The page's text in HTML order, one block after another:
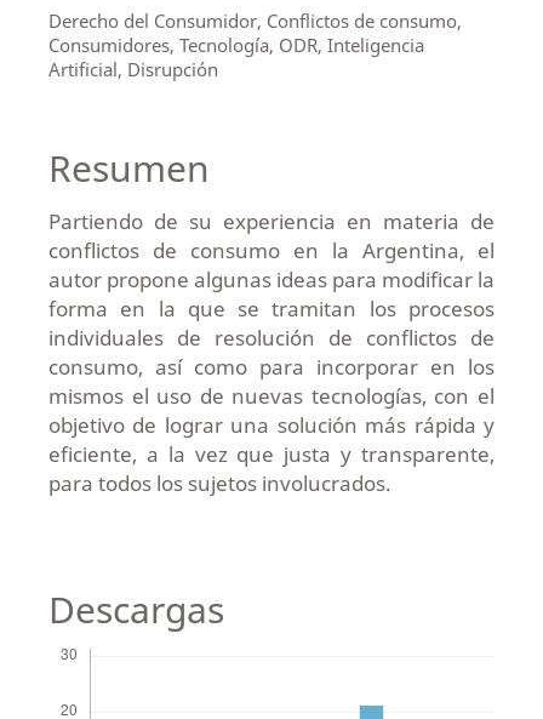
Derecho del Consumidor, Conflictos de consumo,
Consumidores, Tecnología, ODR, Inteligencia
Artificial, Disrupción
Resumen
Partiendo de su experiencia en materia de
conflictos de consumo en la Argentina, el
autor propone algunas ideas para modificar la
forma en la que se tramitan los procesos
individuales de resolución de conflictos de
consumo, así como para incorporar en los
mismos el uso de nuevas tecnologías, con el
objetivo de lograr una solución más rápida y
eficiente, a la vez que justa y transparente,
para todos los sujetos involucrados.
Descargas